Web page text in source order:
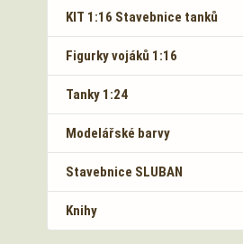
KIT 1:16 Stavebnice tanků
Figurky vojáků 1:16
Tanky 1:24
Modelářské barvy
Stavebnice SLUBAN
Knihy